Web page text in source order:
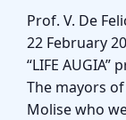
Documents
Location
Prof. V. De
22 February
“LIFE AUGIA”
The mayors
Molise who